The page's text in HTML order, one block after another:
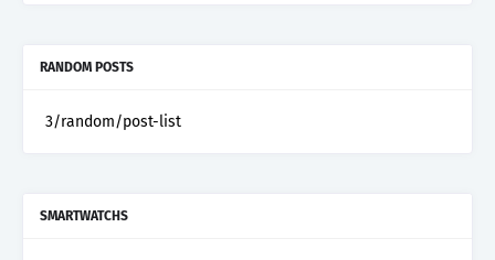
RANDOM POSTS
3/random/post-list
SMARTWATCHS